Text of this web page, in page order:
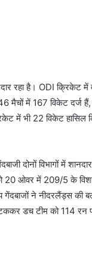
रहा है। ODI
में 167 विकेट दर्ज हैं,
में भी 22 विकेट हासिल
दोनों विभागों में
20 ओवर में 209/5 के
ने नीदरलैंड्स की
डच टीम को 114